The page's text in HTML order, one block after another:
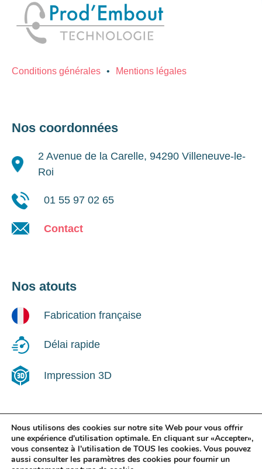
Conditions générales Mentions légales
Nos coordonnées
2 Avenue de la Carelle, 94290 Villeneuve-le-
Roi
01 55 97 02 65
Contact
Nos atouts
Fabrication française
Délai rapide
Impression 3D
Suivez-nous !
LinkedIn
Nous utilisons des cookies sur notre site Web pour vous offrir
une expérience d'utilisation optimale. En cliquant sur «Accepter»,
vous consentez à l'utilisation de TOUS les cookies. Vous pouvez
aussi consulter les paramètres des cookies pour fournir un